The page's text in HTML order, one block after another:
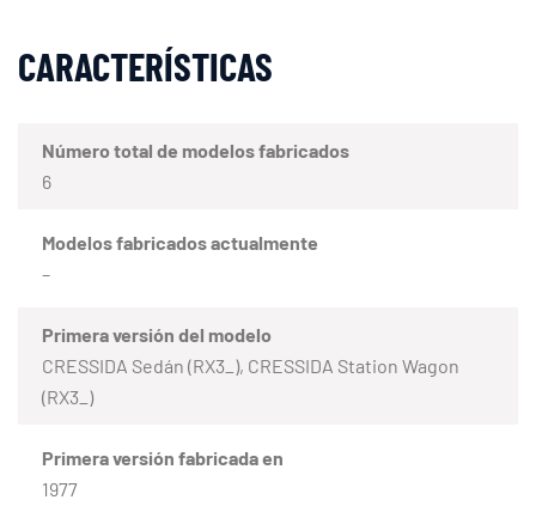
CARACTERÍSTICAS
Número total de modelos fabricados
6
Modelos fabricados actualmente
–
Primera versión del modelo
CRESSIDA Sedán (RX3_), CRESSIDA Station Wagon
(RX3_)
Primera versión fabricada en
1977